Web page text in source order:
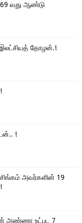
69 வது ஆண்டு
தோழன்.!
!
அவர்களின் 19
அண்ணா உட்பட 7